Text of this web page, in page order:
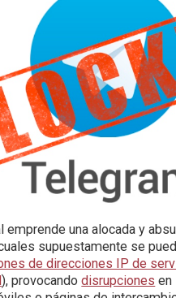
emprende una alocada y
supuestamente se
de direcciones IP de
), provocandodisrupciones